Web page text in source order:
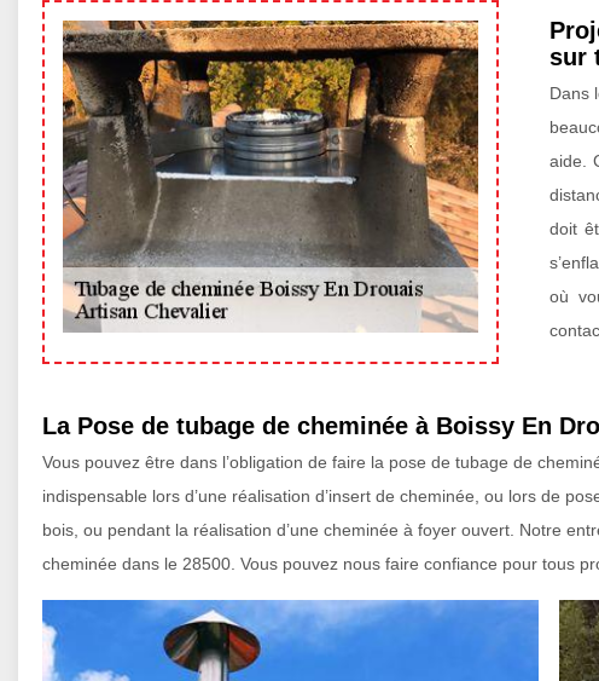
sur
Dans
aide.
doit
où
La Pose de tubage de cheminée à Boissy En
Vous pouvez être dans l’obligation de faire la pose de tubage de
indispensable lors d’une réalisation d’insert de cheminée, ou lors de
bois, ou pendant la réalisation d’une cheminée à foyer ouvert. Notre
cheminée dans le 28500. Vous pouvez nous faire confiance pour tous